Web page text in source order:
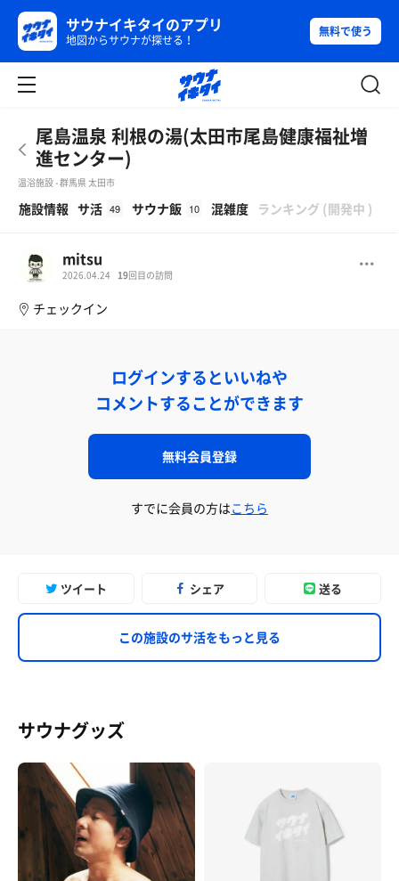
サウナイキタイのアプリ
地図からサウナが探せる！
無料で使う
尾島温泉 利根の湯(太田市尾島健康福祉増
進センター)
温浴施設 - 群馬県 太田市
施設情報 サ活 49 サウナ飯 10 混雑度 ランキング (開発中 )
mitsu
2026.04.24 19回目の訪問
チェックイン
ログインするといいねや
コメントすることができます
無料会員登録
すでに会員の方はこちら
ツイート シェア 送る
この施設のサ活をもっと見る
サウナグッズ